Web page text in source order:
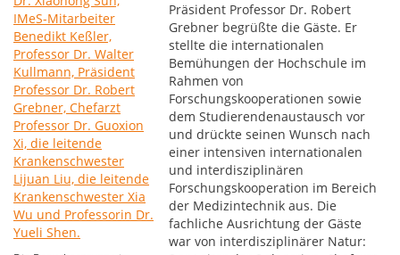
Präsident Professor Dr. Robert
Grebner begrüßte die Gäste. Er
stellte die internationalen
Bemühungen der Hochschule im
Rahmen von
Forschungskooperationen sowie
dem Studierendenaustausch vor
und drückte seinen Wunsch nach
einer intensiven internationalen
und interdisziplinären
Forschungskooperation im Bereich
der Medizintechnik aus. Die
fachliche Ausrichtung der Gäste
war von interdisziplinärer Natur: